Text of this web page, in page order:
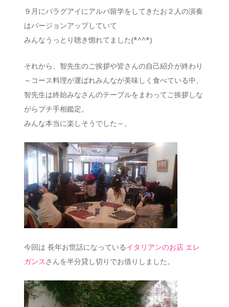
９月にパラグアイにアルパ留学をしてきたお２人の演奏
はバージョンアップしていて
みんなうっとり聴き惚れてました(*^^*)
それから、智先生のご挨拶や皆さんの自己紹介が終わり
～コース料理が運ばれみんなが美味しく食べている中、
智先生は終始みなさんのテーブルをまわってご挨拶しな
がらプチ手相鑑定。
みんな本当に楽しそうでした～。
今回は 長年お世話になっているイタリアンのお店 エレ
ガンス さんを半分貸し切りでお借りしました。